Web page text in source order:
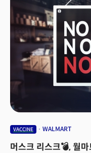
체인인 크로거도 백신 접종
혜택을 중단하겠다고 밝혔
수 없고, 예방접종을 받지 않
50달러의 건강보험 할증료
직원들의 백신 접종 비율을
제공했으나 별다른 효과를
애플도 대응책을 내놨습니다
미국 내 모든 매장에서 고객
시행하기로 했습니다. 👉 빅테크,
팬데믹 사태가 2년간 지속하
있습니다. 대부분의 빅테크 기
세우고 있는데요. 우선 애플과
디인포메이션에 따르면 애플
VACCINE WALMART
머스크 리스크💣, 월